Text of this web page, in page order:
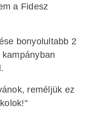
a Fidesz
bonyolultabb 2
reméljük ez